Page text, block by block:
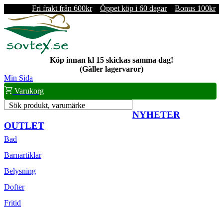
Fri frakt från 600kr Öppet köp i 60 dagar Bonus 100kr
Köp innan kl 15 skickas samma dag!
(Gäller lagervaror)
Min Sida
Varukorg
Sök produkt, varumärke
NYHETER
OUTLET
Bad
Barnartiklar
Belysning
Dofter
Fritid